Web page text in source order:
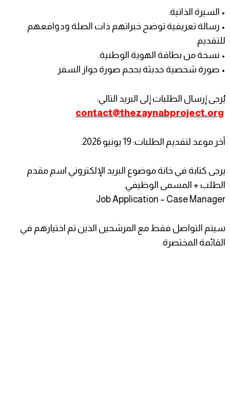
• السيرة الذاتية.
• رسالة تعريفية توضح خبراتهم ذات الصلة ودوافعهم
للتقديم.
• نسخة من بطاقة الهوية الوطنية.
• صورة شخصية حديثة بحجم صورة جواز السفر
يُرجى إرسال الطلبات إلى البريد التالي:
contact@thezaynabproject.org
آخر موعد لتقديم الطلبات: 19 يونيو 2026.
يرجى كتابة في خانة موضوع البريد الإلكتروني اسم مقدم
الطلب + المسمى الوظيفي.
Job Application – Case Manager
سيتم التواصل فقط مع المرشحين الذين تم اختيارهم في
القائمة المختصرة.